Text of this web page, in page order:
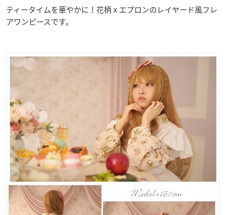
ティータイムを華やかに！花柄ｘエプロンのレイヤード風フレ
アワンピースです。